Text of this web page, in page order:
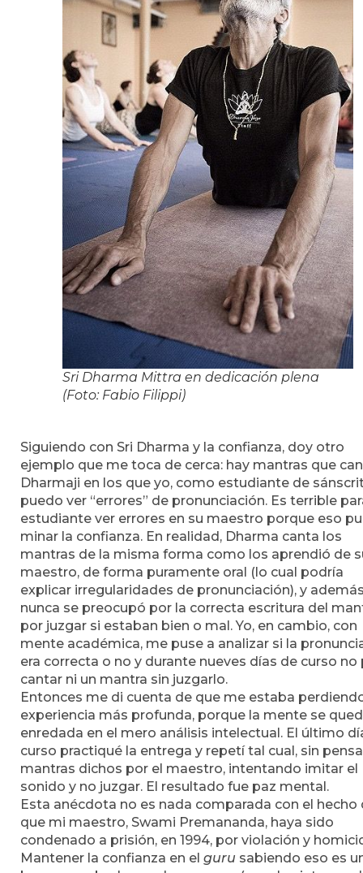
Sri Dharma Mittra en dedicación plena
(Foto: Fabio Filippi)
Siguiendo con Sri Dharma y la confianza, doy otro
ejemplo que me toca de cerca: hay mantras que
Dharmaji en los que yo, como estudiante de
puedo ver “errores” de pronunciación. Es terrible
estudiante ver errores en su maestro porque eso
minar la confianza. En realidad, Dharma canta los
mantras de la misma forma como los aprendió de
maestro, de forma puramente oral (lo cual podría
explicar irregularidades de pronunciación), y
nunca se preocupó por la correcta escritura del
por juzgar si estaban bien o mal. Yo, en cambio, con
mente académica, me puse a analizar si la
era correcta o no y durante nueves días de curso no
cantar ni un mantra sin juzgarlo.
Entonces me di cuenta de que me estaba
experiencia más profunda, porque la mente se
enredada en el mero análisis intelectual. El último
curso practiqué la entrega y repetí tal cual, sin
mantras dichos por el maestro, intentando imitar el
sonido y no juzgar. El resultado fue paz mental.
Esta anécdota no es nada comparada con el hecho
que mi maestro, Swami Premananda, haya sido
condenado a prisión, en 1994, por violación y
Mantener la confianza en el guru sabiendo eso es